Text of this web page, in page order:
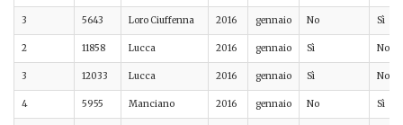
3 5643 Loro Ciuffenna 2016 gennaio No Sì
2 11858 Lucca 2016 gennaio Sì No
3 12033 Lucca 2016 gennaio Sì No
4 5955 Manciano 2016 gennaio No Sì